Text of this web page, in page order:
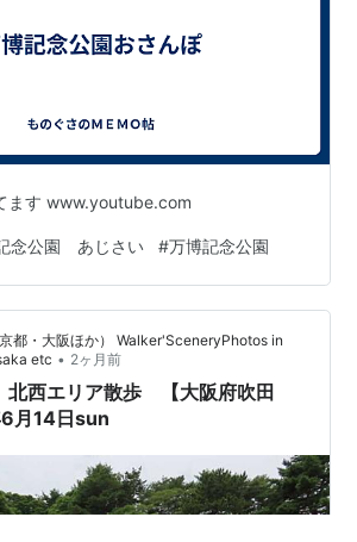
ます www.youtube.com
念公園 あじさい #万博記念公園
都・大阪ほか） Walker'SceneryPhotos in
etc • 2ヶ月前
西エリア散歩 【大阪府吹田
月14日sun